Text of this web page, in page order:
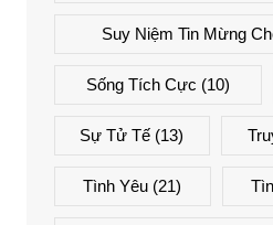
Suy Niệm Tin Mừng
Sống Tích Cực (10)
Sự Tử Tế (13)
Tình Yêu (21)